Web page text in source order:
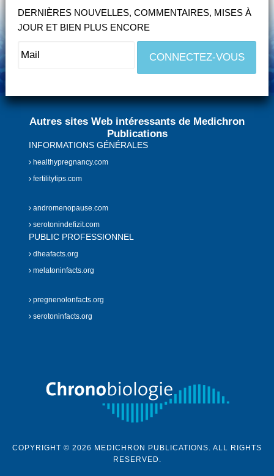
DERNIÈRES NOUVELLES, COMMENTAIRES, MISES À
JOUR ET BIEN PLUS ENCORE
Autres sites Web intéressants de Medichron
Publications
INFORMATIONS GÉNÉRALES
healthypregnancy.com
fertilitytips.com
andromenopause.com
serotonindefizit.com
PUBLIC PROFESSIONNEL
dheafacts.org
melatoninfacts.org
pregnenolonfacts.org
serotoninfacts.org
COPYRIGHT © 2026 MEDICHRON PUBLICATIONS. ALL RIGHTS
RESERVED.